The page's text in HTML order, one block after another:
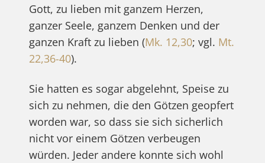
Gott, zu lieben mit ganzem Herzen,
ganzer Seele, ganzem Denken und der
ganzen Kraft zu lieben (Mk. 12,30; vgl. Mt.
22,36-40).
Sie hatten es sogar abgelehnt, Speise zu
sich zu nehmen, die den Götzen geopfert
worden war, so dass sie sich sicherlich
nicht vor einem Götzen verbeugen
würden. Jeder andere konnte sich wohl